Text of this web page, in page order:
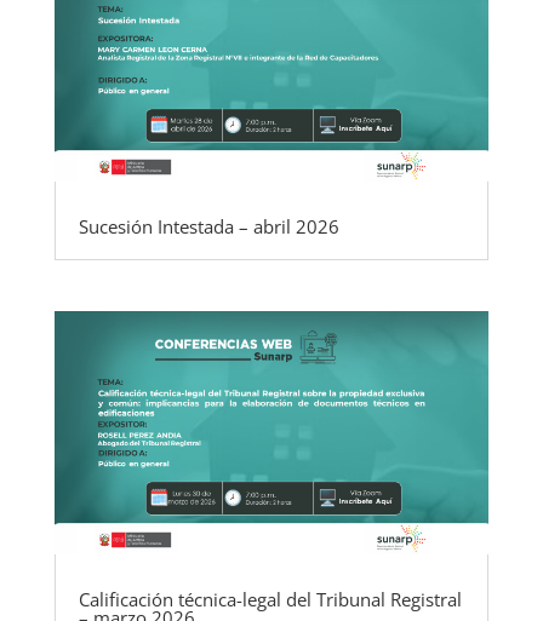
Sucesión Intestada – abril 2026
Calificación técnica-legal del Tribunal Registral